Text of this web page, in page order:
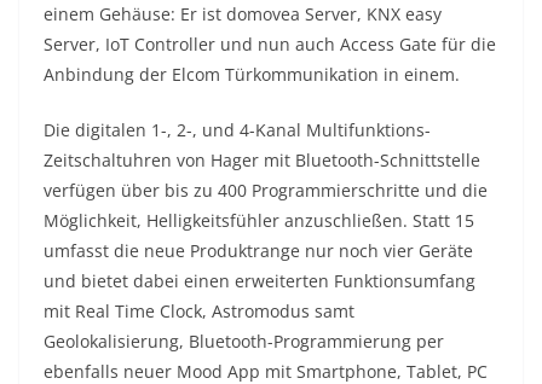
einem Gehäuse: Er ist domovea Server, KNX easy
Server, IoT Controller und nun auch Access Gate für die
Anbindung der Elcom Türkommunikation in einem.
Die digitalen 1-, 2-, und 4-Kanal Multifunktions-
Zeitschaltuhren von Hager mit Bluetooth-Schnittstelle
verfügen über bis zu 400 Programmierschritte und die
Möglichkeit, Helligkeitsfühler anzuschließen. Statt 15
umfasst die neue Produktrange nur noch vier Geräte
und bietet dabei einen erweiterten Funktionsumfang
mit Real Time Clock, Astromodus samt
Geolokalisierung, Bluetooth-Programmierung per
ebenfalls neuer Mood App mit Smartphone, Tablet, PC